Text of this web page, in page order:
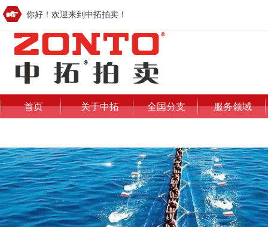
你好！欢迎来到中拓拍卖！
首页 关于中拓 全国分支 服务领域